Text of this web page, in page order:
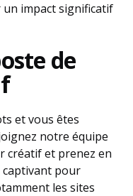
impact significatif
de
et vous êtes
notre équipe
créatif et prenez en
captivant pour
les sites